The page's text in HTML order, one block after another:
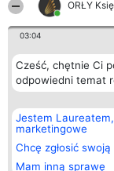
ORŁY
03:04
Cześć, chętnie Ci
odpowiedni temat
Jestem
marketingowe
Chcę zgłosić
Mam inną sprawę
Organizator
Bright Side Solutions sp. z
o. sp. k.
ul. Ruska 22
Wrocław 50-079
KRS 0000749100 | Regon